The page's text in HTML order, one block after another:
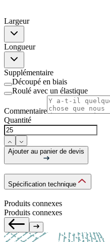
Largeur
Longueur
Supplémentaire
Découpé en biais
Roulé avec un élastique
Commentaire
Quantité
Ajouter au panier de devis
Spécification technique
Produits connexes
Produits connexes